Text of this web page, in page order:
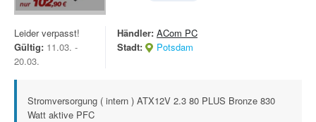
Leider verpasst!
Gültig: 11.03. -
20.03.
Händler: ACom PC
Stadt:
Potsdam
Stromversorgung ( intern ) ATX12V 2.3 80 PLUS Bronze 830
Watt aktive PFC